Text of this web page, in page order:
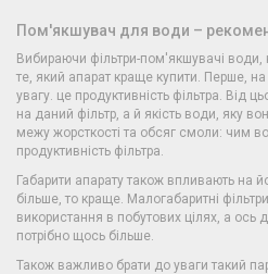
Пом'якшувач для води –
Вибираючи фільтри-пом'якшувачі
те, який апарат краще купити. Перше,
увагу. це продуктивність фільтра. Від
на даний фільтр, а й якість води, яку
межу жорсткості та обсяг смоли: чим
продуктивність фільтра.
Габарити апарату також впливають на
більше, то краще. Малогабаритні
використання в побутових цілях, а ось
потрібно щось більше.
Також важливо брати до уваги такий